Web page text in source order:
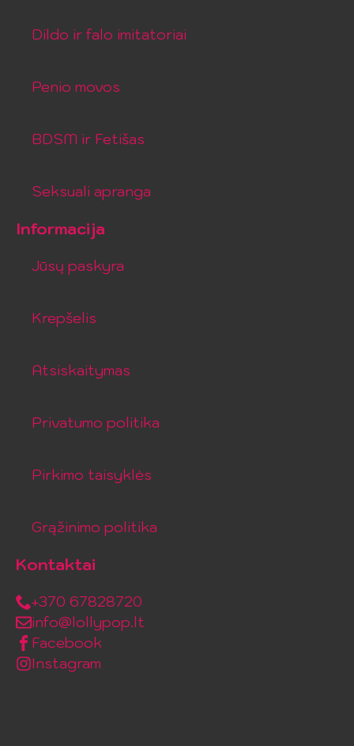
Dildo ir falo imitatoriai
Penio movos
BDSM ir Fetišas
Seksuali apranga
Informacija
Jūsų paskyra
Krepšelis
Atsiskaitymas
Privatumo politika
Pirkimo taisyklės
Grąžinimo politika
Kontaktai
+370 67828720
info@lollypop.lt
Facebook
Instagram